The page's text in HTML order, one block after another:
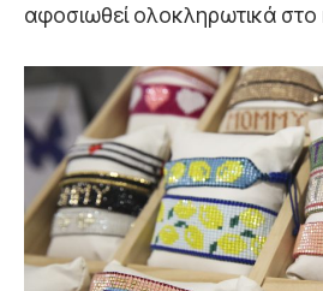
αφοσιωθεί ολοκληρωτικά